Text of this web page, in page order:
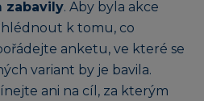
zabavily. Aby byla akce
k tomu, co
anketu, ve které se
variant by je bavila.
ani na cíl, za kterým